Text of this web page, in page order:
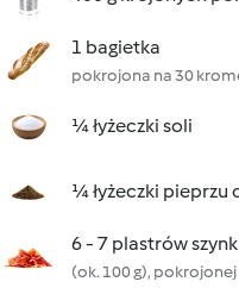
1 bagietka
pokrojona na 30
¼ łyżeczki soli
¼ łyżeczki pieprzu
6 - 7 plastrów
(ok. 100 g), pokrojonej